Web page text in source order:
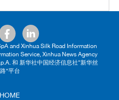
and Xinhua Silk Road Information
Service, Xinhua News Agency
和 新华社中国经济信息社“新华丝
路”平台
HOME